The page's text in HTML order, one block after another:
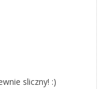
sliczny! :)